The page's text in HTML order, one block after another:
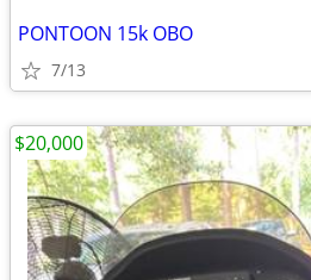
PONTOON 15k OBO
7/13
$20,000